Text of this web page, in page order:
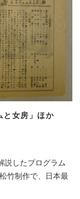
と女房」ほか
説したプログラム
竹制作で、日本最